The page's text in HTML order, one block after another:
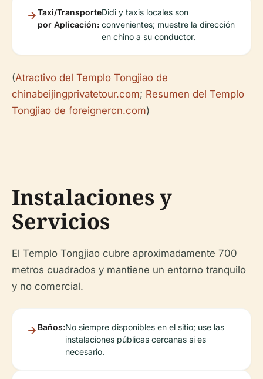
Taxi/Transporte
por Aplicación:
Didi y taxis locales son
convenientes; muestre la dirección
en chino a su conductor.
(Atractivo del Templo Tongjiao de
chinabeijingprivatetour.com; Resumen del Templo
Tongjiao de foreignercn.com)
Instalaciones y
Servicios
El Templo Tongjiao cubre aproximadamente 700
metros cuadrados y mantiene un entorno tranquilo
y no comercial.
Baños:No siempre disponibles en el sitio; use las
instalaciones públicas cercanas si es
necesario.